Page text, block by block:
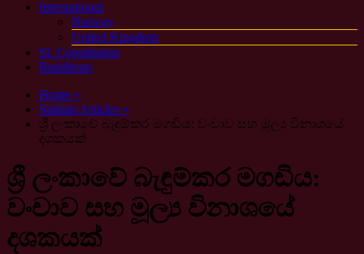
International
Norway
United Kingdom
SL Constitution
Buddhism
Home »
Sinhala Articles »
ශ්‍රී ලංකාවේ බැඳුම්කර මගඩිය: වංචාව සහ මූල්‍ය විනාශයේ
දශකයක්
ශ්‍රී ලංකාවේ බැඳුම්කර මගඩිය:
වංචාව සහ මූල්‍ය විනාශයේ
දශකයක්